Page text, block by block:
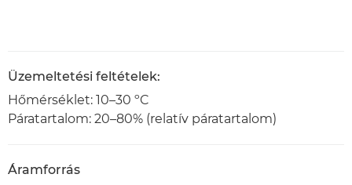
Üzemeltetési feltételek:
Hőmérséklet: 10–30 ºC
Páratartalom: 20–80% (relatív páratartalom)
Áramforrás